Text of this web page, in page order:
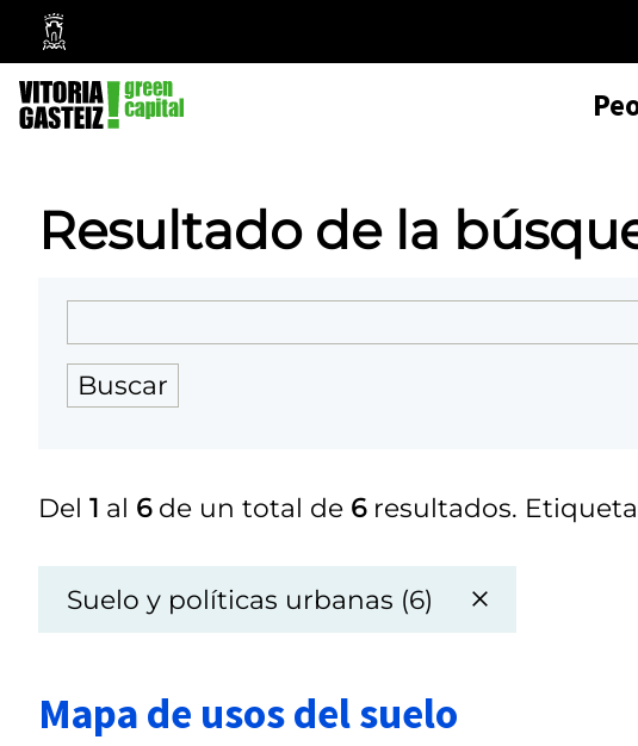
Vitoria-
Gasteiz
City
Council
Resultado de la
Del 1 al 6de un total de 6resultados.
Suelo y políticas urbanas (6)
Mapa de usos del suelo